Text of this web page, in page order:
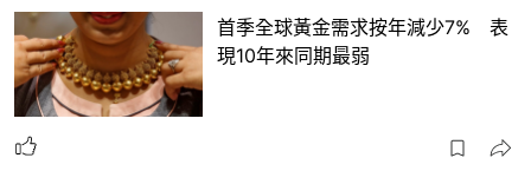
首季全球黃金需求按年減少7% 表
現10年來同期最弱